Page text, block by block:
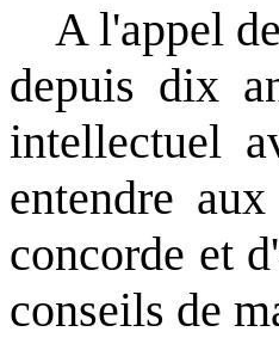
A l'appel
depuis dix
intellectuel
entendre
concorde et
conseils de